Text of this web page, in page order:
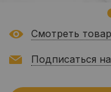
Смотреть
Подписаться